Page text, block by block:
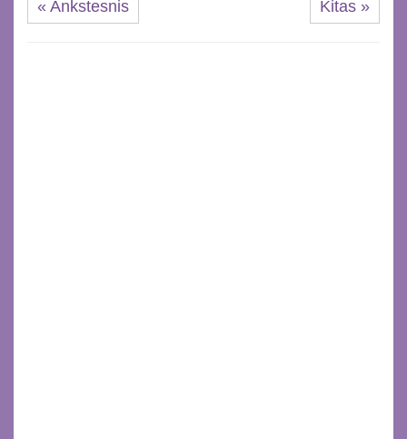
« Ankstesnis Kitas »